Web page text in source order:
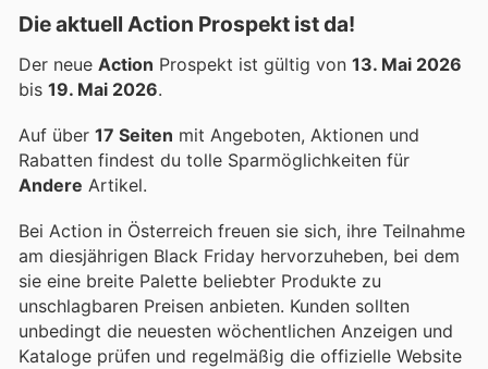
Die aktuell Action Prospekt ist da!
Der neue Action Prospekt ist gültig von 13. Mai 2026
bis 19. Mai 2026.
Auf über 17 Seiten mit Angeboten, Aktionen und
Rabatten findest du tolle Sparmöglichkeiten für
Andere Artikel.
Bei Action in Österreich freuen sie sich, ihre Teilnahme
am diesjährigen Black Friday hervorzuheben, bei dem
sie eine breite Palette beliebter Produkte zu
unschlagbaren Preisen anbieten. Kunden sollten
unbedingt die neuesten wöchentlichen Anzeigen und
Kataloge prüfen und regelmäßig die offizielle Website